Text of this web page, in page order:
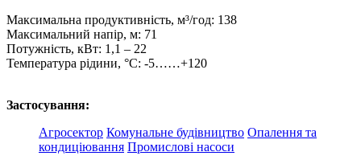
Максимальна продуктивність, м³/год: 138
Максимальний напір, м: 71
Потужність, кВт: 1,1 – 22
Температура рідини, °C: -5……+120
Застосування:
Агросектор Комунальне будівництво Опалення та
кондиціювання Промислові насоси